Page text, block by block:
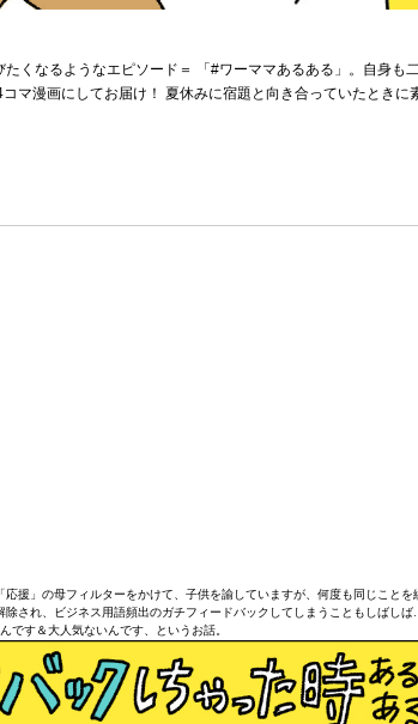
くなるようなエピソード＝ 「#ワーママあるある」。自身も
マ漫画にしてお届け！ 夏休みに宿題と向き合っていたときに
援」の母フィルターをかけて、子供を諭していますが、何度も同じことを
され、ビジネス用語頻出のガチフィードバックしてしまうこともしばし
です＆大人気ないんです、というお話。